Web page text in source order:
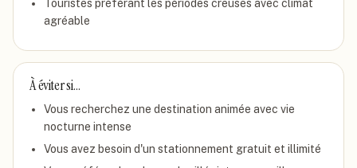
Touristes préférant les périodes creuses avec climat
agréable
À éviter si…
Vous recherchez une destination animée avec vie
nocturne intense
Vous avez besoin d'un stationnement gratuit et illimité